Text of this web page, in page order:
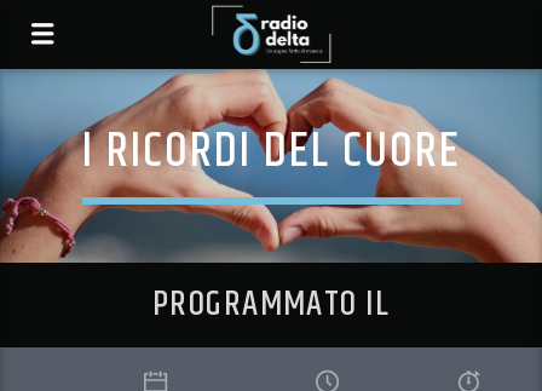
I RICORDI DEL CUORE
PROGRAMMATO IL